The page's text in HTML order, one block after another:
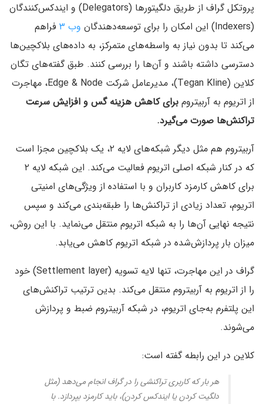
پروتکل گراف از طریق دلگیتورها (Delegators) و ایندکس‌کنندگان
(Indexers) این امکان را برای توسعه‌دهندگان
وب ۳
فراهم
می‌کند تا بدون نیاز به واسطه‌های متمرکز، به داده‌های بلاکچین‌ها
دسترسی داشته باشند و آن‌ها را بررسی کنند. طبق گفته‌های تگان
کلاین (Tegan Kline)، مدیرعامل شرکت Edge & Node، مهاجرت
از اتریوم به آربیتروم برای کاهش هزینه گس و افزایش سرعت
تراکنش‌ها صورت می‌گیرد.
آربیتروم هم مثل دیگر شبکه‌های لایه ۲، یک بلاکچین مجزا است
که در کنار شبکه اصلی اتریوم فعالیت می‌کند. این شبکه لایه ۲
برای کاهش کارمزد کاربران و با استفاده از ویژگی‌های امنیتی
اتریوم، تعداد زیادی از تراکنش‌ها را طبقه‌‌بندی می‌کند و سپس
نتیجه نهایی آن‌ها را به شبکه اتریوم منتقل می‌نماید. با این روش،
میزان بار پردازش‌شده در شبکه اتریوم کاهش می‌یابد.
گراف در این مهاجرت، تنها لایه تسویه (Settlement layer) خود
را از اتریوم به آربیتروم منتقل می‌کند. بدین ترتیب تراکنش‌های
این پلتفرم به‌جای اتریوم، در شبکه آربیتروم ضبط و پردازش
می‌شوند.
کلاین در این رابطه گفته است:
هر بار که کاربری تراکنشی را در گراف انجام می‌دهد (مثل
دلگیت کردن یا ایندکس کردن)، باید کارمزد بپردازد. با